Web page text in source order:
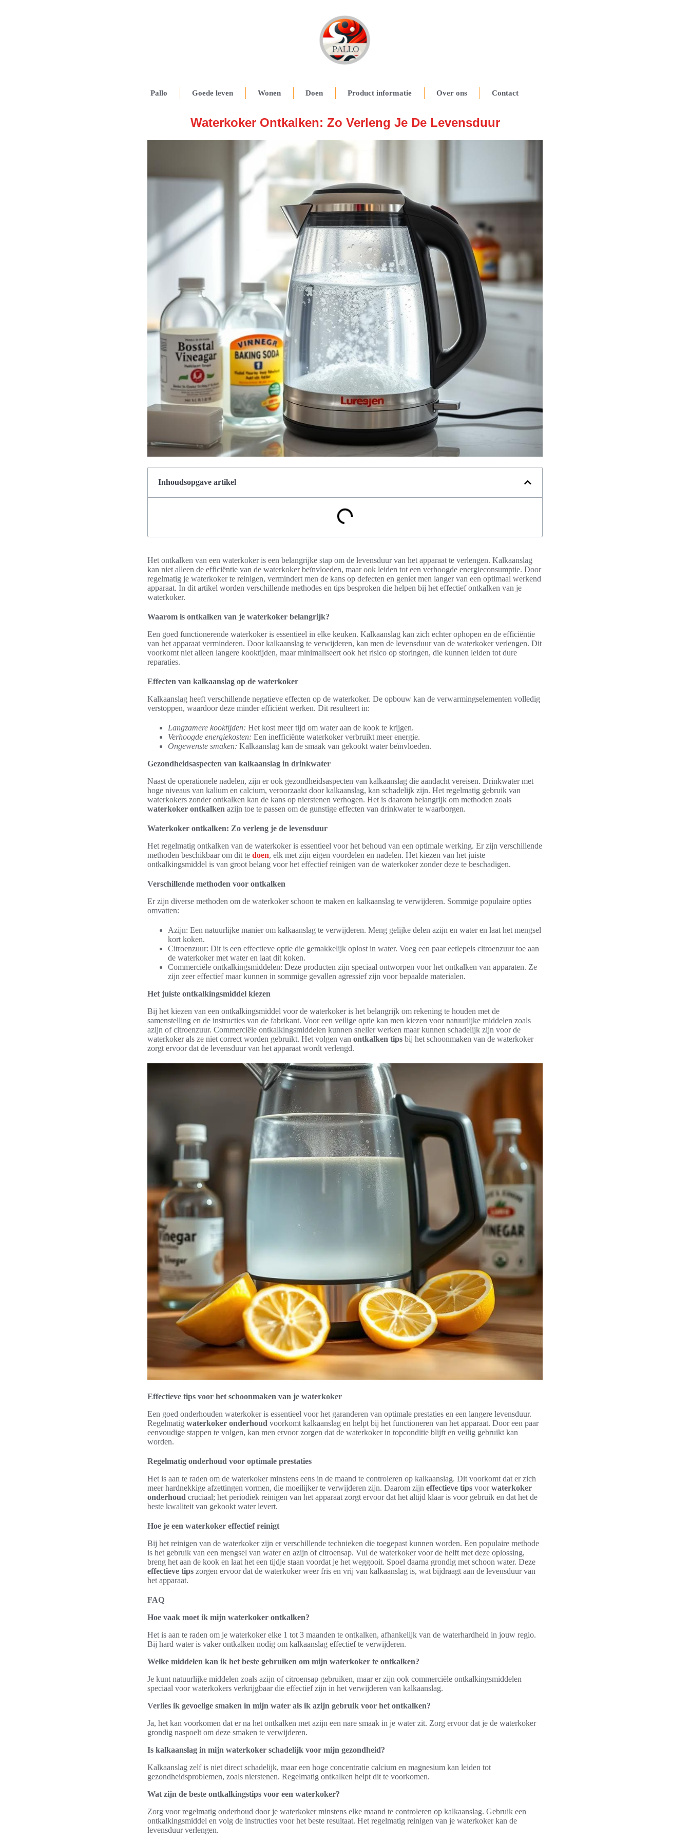
Pallo Goede leven Wonen Doen Product informatie Over ons Contact
Waterkoker Ontkalken: Zo Verleng Je De Levensduur
Inhoudsopgave artikel
Het ontkalken van een waterkoker is een belangrijke stap om de levensduur van het apparaat te verlengen. Kalkaanslag
kan niet alleen de efficiëntie van de waterkoker beïnvloeden, maar ook leiden tot een verhoogde energieconsumptie. Door
regelmatig je waterkoker te reinigen, vermindert men de kans op defecten en geniet men langer van een optimaal werkend
apparaat. In dit artikel worden verschillende methodes en tips besproken die helpen bij het effectief ontkalken van je
waterkoker.
Waarom is ontkalken van je waterkoker belangrijk?
Een goed functionerende waterkoker is essentieel in elke keuken. Kalkaanslag kan zich echter ophopen en de efficiëntie
van het apparaat verminderen. Door kalkaanslag te verwijderen, kan men de levensduur van de waterkoker verlengen. Dit
voorkomt niet alleen langere kooktijden, maar minimaliseert ook het risico op storingen, die kunnen leiden tot dure
reparaties.
Effecten van kalkaanslag op de waterkoker
Kalkaanslag heeft verschillende negatieve effecten op de waterkoker. De opbouw kan de verwarmingselementen volledig
verstoppen, waardoor deze minder efficiënt werken. Dit resulteert in:
Langzamere kooktijden: Het kost meer tijd om water aan de kook te krijgen.
Verhoogde energiekosten: Een inefficiënte waterkoker verbruikt meer energie.
Ongewenste smaken: Kalkaanslag kan de smaak van gekookt water beïnvloeden.
Gezondheidsaspecten van kalkaanslag in drinkwater
Naast de operationele nadelen, zijn er ook gezondheidsaspecten van kalkaanslag die aandacht vereisen. Drinkwater met
hoge niveaus van kalium en calcium, veroorzaakt door kalkaanslag, kan schadelijk zijn. Het regelmatig gebruik van
waterkokers zonder ontkalken kan de kans op nierstenen verhogen. Het is daarom belangrijk om methoden zoals
waterkoker ontkalken azijn toe te passen om de gunstige effecten van drinkwater te waarborgen.
Waterkoker ontkalken: Zo verleng je de levensduur
Het regelmatig ontkalken van de waterkoker is essentieel voor het behoud van een optimale werking. Er zijn verschillende
methoden beschikbaar om dit te doen, elk met zijn eigen voordelen en nadelen. Het kiezen van het juiste
ontkalkingsmiddel is van groot belang voor het effectief reinigen van de waterkoker zonder deze te beschadigen.
Verschillende methoden voor ontkalken
Er zijn diverse methoden om de waterkoker schoon te maken en kalkaanslag te verwijderen. Sommige populaire opties
omvatten:
Azijn: Een natuurlijke manier om kalkaanslag te verwijderen. Meng gelijke delen azijn en water en laat het mengsel
kort koken.
Citroenzuur: Dit is een effectieve optie die gemakkelijk oplost in water. Voeg een paar eetlepels citroenzuur toe aan
de waterkoker met water en laat dit koken.
Commerciële ontkalkingsmiddelen: Deze producten zijn speciaal ontworpen voor het ontkalken van apparaten. Ze
zijn zeer effectief maar kunnen in sommige gevallen agressief zijn voor bepaalde materialen.
Het juiste ontkalkingsmiddel kiezen
Bij het kiezen van een ontkalkingsmiddel voor de waterkoker is het belangrijk om rekening te houden met de
samenstelling en de instructies van de fabrikant. Voor een veilige optie kan men kiezen voor natuurlijke middelen zoals
azijn of citroenzuur. Commerciële ontkalkingsmiddelen kunnen sneller werken maar kunnen schadelijk zijn voor de
waterkoker als ze niet correct worden gebruikt. Het volgen van ontkalken tips bij het schoonmaken van de waterkoker
zorgt ervoor dat de levensduur van het apparaat wordt verlengd.
Effectieve tips voor het schoonmaken van je waterkoker
Een goed onderhouden waterkoker is essentieel voor het garanderen van optimale prestaties en een langere levensduur.
Regelmatig waterkoker onderhoud voorkomt kalkaanslag en helpt bij het functioneren van het apparaat. Door een paar
eenvoudige stappen te volgen, kan men ervoor zorgen dat de waterkoker in topconditie blijft en veilig gebruikt kan
worden.
Regelmatig onderhoud voor optimale prestaties
Het is aan te raden om de waterkoker minstens eens in de maand te controleren op kalkaanslag. Dit voorkomt dat er zich
meer hardnekkige afzettingen vormen, die moeilijker te verwijderen zijn. Daarom zijn effectieve tips voorwaterkoker
onderhoud cruciaal; het periodiek reinigen van het apparaat zorgt ervoor dat het altijd klaar is voor gebruik en dat het de
beste kwaliteit van gekookt water levert.
Hoe je een waterkoker effectief reinigt
Bij het reinigen van de waterkoker zijn er verschillende technieken die toegepast kunnen worden. Een populaire methode
is het gebruik van een mengsel van water en azijn of citroensap. Vul de waterkoker voor de helft met deze oplossing,
breng het aan de kook en laat het een tijdje staan voordat je het weggooit. Spoel daarna grondig met schoon water. Deze
effectieve tips zorgen ervoor dat de waterkoker weer fris en vrij van kalkaanslag is, wat bijdraagt aan de levensduur van
het apparaat.
FAQ
Hoe vaak moet ik mijn waterkoker ontkalken?
Het is aan te raden om je waterkoker elke 1 tot 3 maanden te ontkalken, afhankelijk van de waterhardheid in jouw regio.
Bij hard water is vaker ontkalken nodig om kalkaanslag effectief te verwijderen.
Welke middelen kan ik het beste gebruiken om mijn waterkoker te ontkalken?
Je kunt natuurlijke middelen zoals azijn of citroensap gebruiken, maar er zijn ook commerciële ontkalkingsmiddelen
speciaal voor waterkokers verkrijgbaar die effectief zijn in het verwijderen van kalkaanslag.
Verlies ik gevoelige smaken in mijn water als ik azijn gebruik voor het ontkalken?
Ja, het kan voorkomen dat er na het ontkalken met azijn een nare smaak in je water zit. Zorg ervoor dat je de waterkoker
grondig naspoelt om deze smaken te verwijderen.
Is kalkaanslag in mijn waterkoker schadelijk voor mijn gezondheid?
Kalkaanslag zelf is niet direct schadelijk, maar een hoge concentratie calcium en magnesium kan leiden tot
gezondheidsproblemen, zoals nierstenen. Regelmatig ontkalken helpt dit te voorkomen.
Wat zijn de beste ontkalkingstips voor een waterkoker?
Zorg voor regelmatig onderhoud door je waterkoker minstens elke maand te controleren op kalkaanslag. Gebruik een
ontkalkingsmiddel en volg de instructies voor het beste resultaat. Het regelmatig reinigen van je waterkoker kan de
levensduur verlengen.